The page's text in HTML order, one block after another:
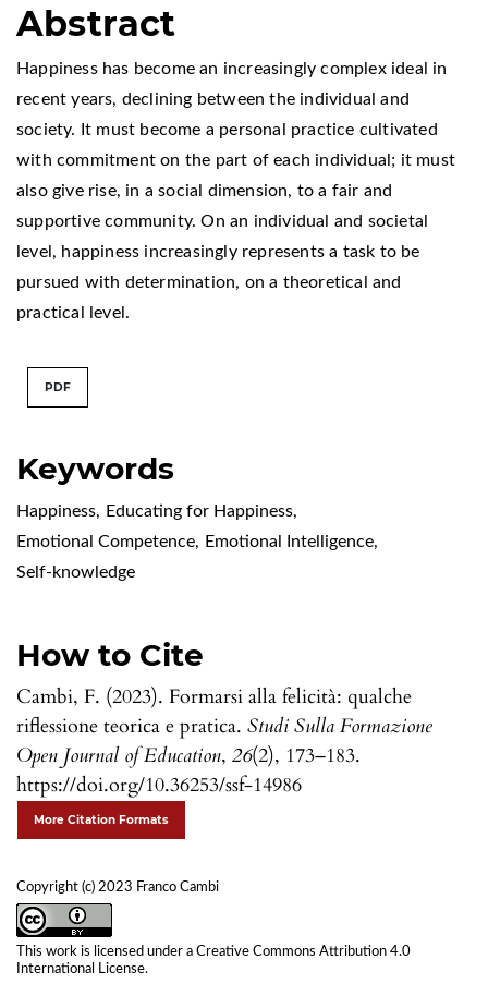
Keywords
Happiness, Educating for Happiness,
Emotional Competence, Emotional Intelligence,
Self-knowledge
How to Cite
Cambi, F. (2023). Formarsi alla felicità: qualche
riflessione teorica e pratica. Studi Sulla Formazione
Open Journal of Education, 26(2), 173–183.
https://doi.org/10.36253/ssf-14986
More Citation Formats
Copyright (c) 2023 Franco Cambi
This work is licensed under a Creative Commons Attribution 4.0
International License.
Abstract
Happiness has become an increasingly complex ideal in
recent years, declining between the individual and
society. It must become a personal practice cultivated
with commitment on the part of each individual; it must
also give rise, in a social dimension, to a fair and
supportive community. On an individual and societal
level, happiness increasingly represents a task to be
pursued with determination, on a theoretical and
practical level.
PDF